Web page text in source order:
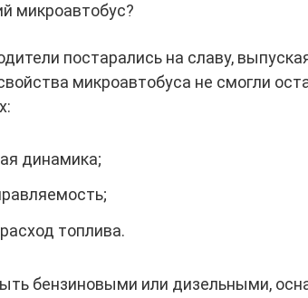
микроавтобус?
постарались на славу,
микроавтобуса не смогли
динамика;
топлива.
бензиновыми или дизельными,